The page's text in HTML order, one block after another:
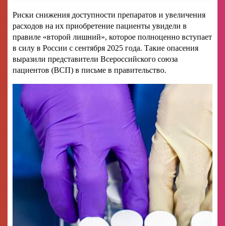
Риски снижения доступности препаратов и увеличения
расходов на их приобретение пациенты увидели в
правиле «второй лишний», которое полноценно вступает
в силу в России с сентября 2025 года. Такие опасения
выразили представители Всероссийского союза
пациентов (ВСП) в письме в правительство.